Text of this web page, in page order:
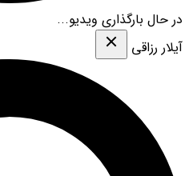
در حال بارگذاری ویدیو...
آیلار رزاقی